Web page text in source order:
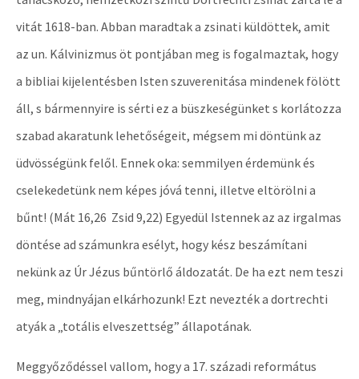
vitát 1618-ban. Abban maradtak a zsinati küldöttek, amit
az un. Kálvinizmus öt pontjában meg is fogalmaztak, hogy
a bibliai kijelentésben Isten szuverenitása mindenek fölött
áll, s bármennyire is sérti ez a büszkeségünket s korlátozza
szabad akaratunk lehetőségeit, mégsem mi döntünk az
üdvösségünk felől. Ennek oka: semmilyen érdemünk és
cselekedetünk nem képes jóvá tenni, illetve eltörölni a
bűnt! (Mát 16,26 Zsid 9,22) Egyedül Istennek az az irgalmas
döntése ad számunkra esélyt, hogy kész beszámítani
nekünk az Úr Jézus bűntörlő áldozatát. De ha ezt nem teszi
meg, mindnyájan elkárhozunk! Ezt nevezték a dortrechti
atyák a „totális elveszettség” állapotának.
Meggyőződéssel vallom, hogy a 17. századi református